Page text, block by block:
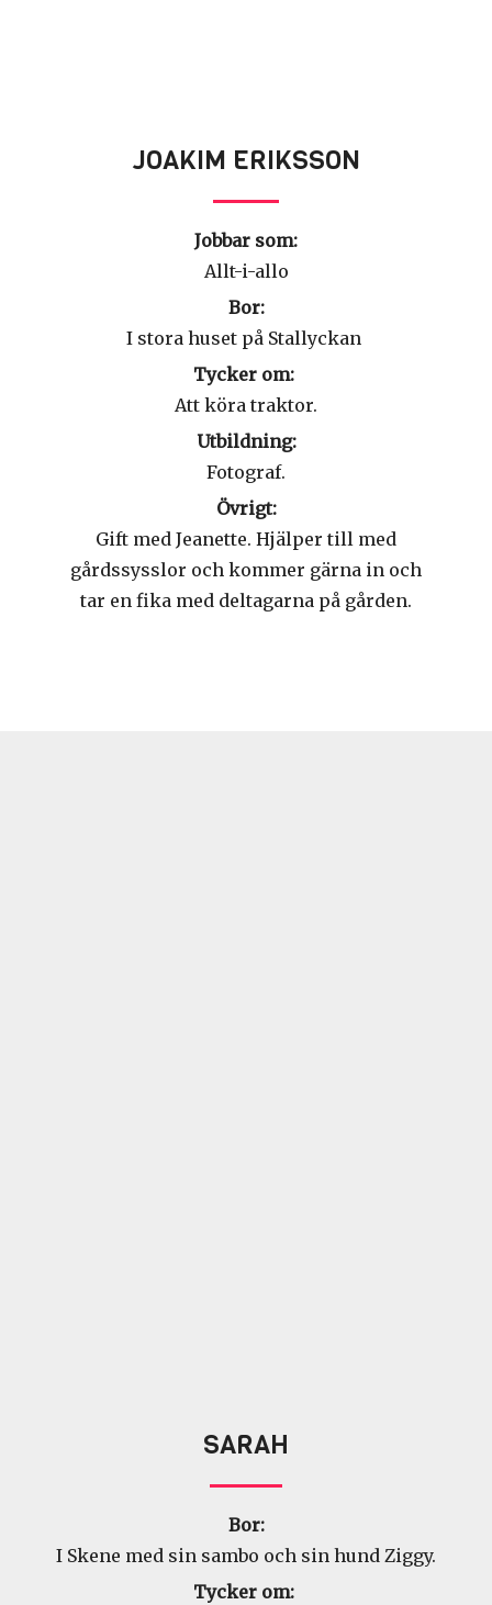
JOAKIM ERIKSSON
Jobbar som:
Allt-i-allo
Bor:
I stora huset på Stallyckan
Tycker om:
Att köra traktor.
Utbildning:
Fotograf.
Övrigt:
Gift med Jeanette. Hjälper till med
gårdssysslor och kommer gärna in och
tar en fika med deltagarna på gården.
SARAH
Bor:
I Skene med sin sambo och sin hund Ziggy.
Tycker om: